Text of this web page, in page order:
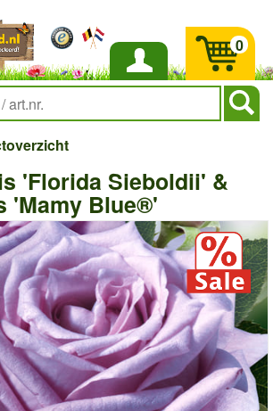
Inloggen
0
'Florida Sieboldii' &
'Mamy Blue®'